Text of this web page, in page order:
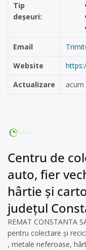
Tip
deșeuri:
Email
Website
Actualizare
acum
Centru de
auto, fier
hârtie și
județul
REMAT CONSTANTA
pentru colectare și
, metale neferoase,